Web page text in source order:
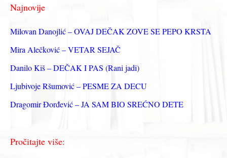
а
з
а
Najnovije
Milovan Danojlić – OVAJ DEČAK ZOVE SE PEPO KRSTA
Mira Alečković – VETAR SEJAČ
Danilo Kiš – DEČAK I PAS (Rani jadi)
Ljubivoje Ršumović – PESME ZA DECU
Dragomir Đorđević – JA SAM BIO SREĆNO DETE
Pročitajte više: